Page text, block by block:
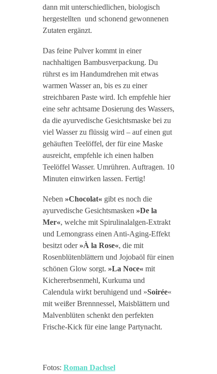
dann mit unterschiedlichen, biologisch
hergestellten und schonend gewonnenen
Zutaten ergänzt.
Das feine Pulver kommt in einer
nachhaltigen Bambusverpackung. Du
rührst es im Handumdrehen mit etwas
warmen Wasser an, bis es zu einer
streichbaren Paste wird. Ich empfehle hier
eine sehr achtsame Dosierung des Wassers,
da die ayurvedische Gesichtsmaske bei zu
viel Wasser zu flüssig wird – auf einen gut
gehäuften Teelöffel, der für eine Maske
ausreicht, empfehle ich einen halben
Teelöffel Wasser. Umrühren. Auftragen. 10
Minuten einwirken lassen. Fertig!
Neben »Chocolat«gibt es noch die
ayurvedische Gesichtsmasken »De la
Mer«, welche mit Spirulinalalgen-Extrakt
und Lemongrass einen Anti-Aging-Effekt
besitzt oder»À la Rose«, die mit
Rosenblütenblättern und Jojobaöl für einen
schönen Glow sorgt. »La Noce«mit
Kichererbsenmehl, Kurkuma und
Calendula wirkt beruhigend und »Soirée«
mit weißer Brennnessel, Maisblättern und
Malvenblüten schenkt den perfekten
Frische-Kick für eine lange Partynacht.
Fotos: Roman Dachsel